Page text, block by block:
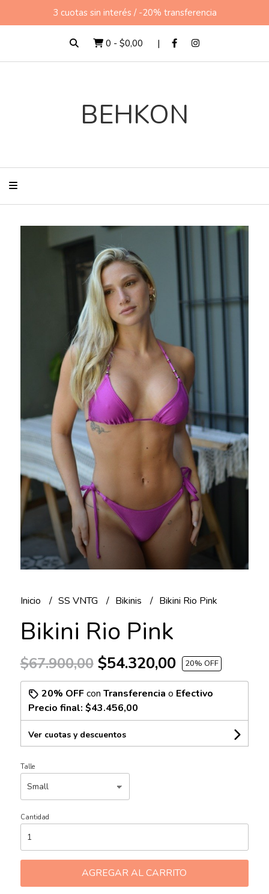
3 cuotas sin interés / -20% transferencia
0 - $0,00
BEHKON
Inicio SS VNTG Bikinis Bikini Rio Pink
Bikini Rio Pink
$67.900,00$54.320,00 20% OFF
20% OFFcon Transferencia o Efectivo
Precio final: $43.456,00
Ver cuotas y descuentos
Talle
Cantidad
AGREGAR AL CARRITO